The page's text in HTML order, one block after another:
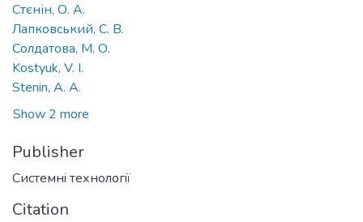
Стєнін, О. А.
Лапковський, С. В.
Солдатова, М. О.
Kostyuk, V. I.
Stenin, A. A.
Show 2 more
Publisher
Системнi технологiї
Citation